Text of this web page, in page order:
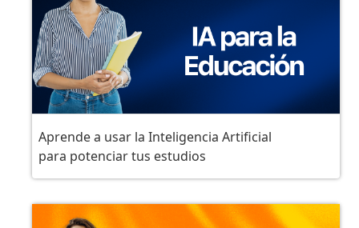
Aprende a usar la Inteligencia Artificial
para potenciar tus estudios